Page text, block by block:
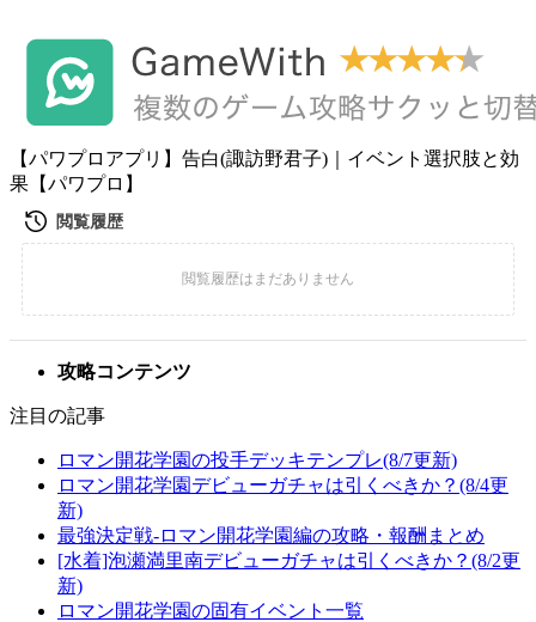
【パワプロアプリ】告白(諏訪野君子)｜イベント選択肢と効
果【パワプロ】
攻略コンテンツ
注目の記事
ロマン開花学園の投手デッキテンプレ(8/7更新)
ロマン開花学園デビューガチャは引くべきか？(8/4更
新)
最強決定戦-ロマン開花学園編の攻略・報酬まとめ
[水着]泡瀬満里南デビューガチャは引くべきか？(8/2更
新)
ロマン開花学園の固有イベント一覧